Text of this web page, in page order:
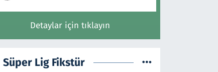
Detaylar için tıklayın
Süper Lig Fikstür